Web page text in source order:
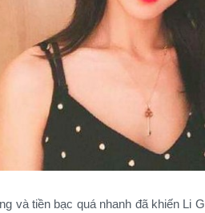
và tiền bạc quá nhanh đã khiến Li